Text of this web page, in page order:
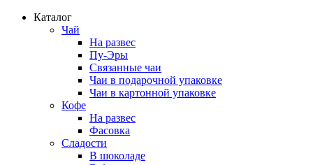
Каталог
Чай
На развес
Пу-Эры
Связанные чаи
Чаи в подарочной упаковке
Чаи в картонной упаковке
Кофе
На развес
Фасовка
Сладости
В шоколаде